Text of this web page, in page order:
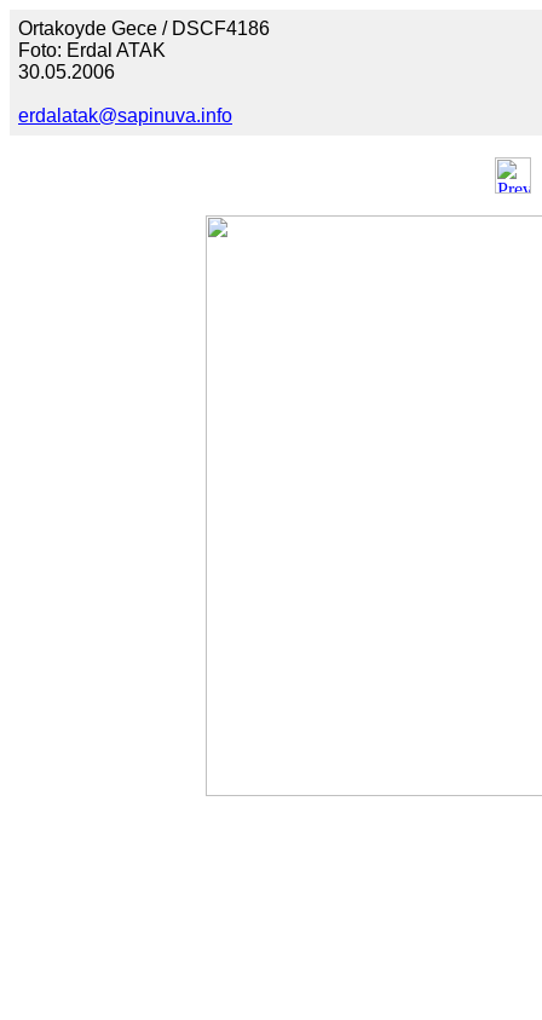
Ortakoyde Gece / DSCF4186
Foto: Erdal ATAK
30.05.2006
erdalatak@sapinuva.info